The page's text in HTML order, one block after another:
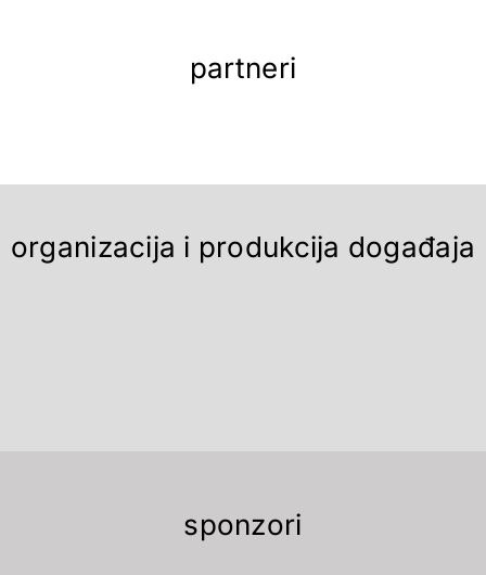
partneri
organizacija i produkcija događaja
sponzori